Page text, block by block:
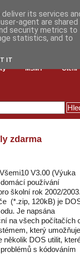
MŠMT Čtení
zdarma
V3.00 (Výuka
používání
školní rok 2002/
(*.zip, 120kB) je
Je napsána
na všech počítačích
který umožňuje
několik DOS utilit,
s kódováním
its services
agent are shared
security metrics to
statistics, and to
IT